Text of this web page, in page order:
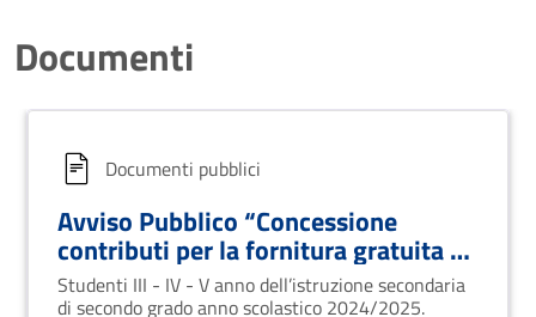
Documenti
Documenti pubblici
Avviso Pubblico “Concessione
contributi per la fornitura gratuita o
semigratuita dei libri di testo”
Studenti III - IV - V anno dell’istruzione secondaria
di secondo grado anno scolastico 2024/2025.